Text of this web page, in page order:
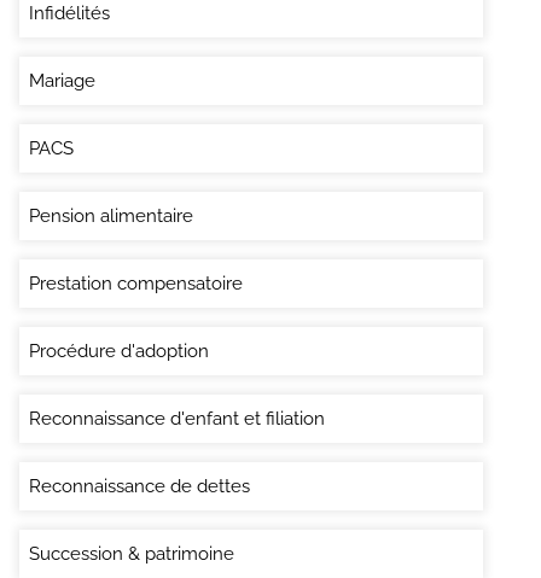
Infidélités
Mariage
PACS
Pension alimentaire
Prestation compensatoire
Procédure d'adoption
Reconnaissance d'enfant et filiation
Reconnaissance de dettes
Succession & patrimoine